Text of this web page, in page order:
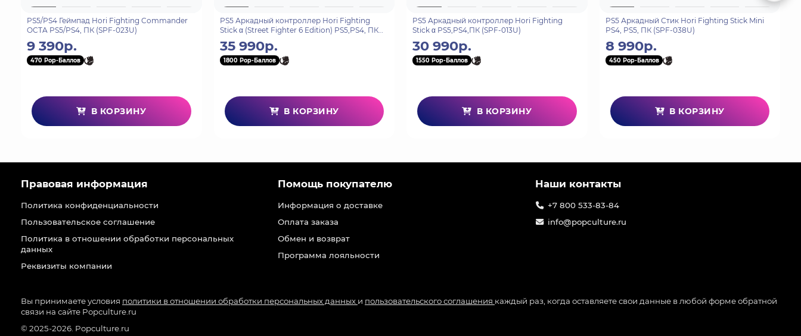
PS5/PS4 Геймпад Hori Fighting Commander
OCTA PS5/PS4, ПК (SPF-023U)
9 390р.
470 Pop-Баллов
В КОРЗИНУ
PS5 Аркадный контроллер Hori Fighting
Stick α (Street Fighter 6 Edition) PS5,PS4, ПК
35 990р.
1800 Pop-Баллов
В КОРЗИНУ
PS5 Аркадный контроллер Hori Fighting
Stick α PS5,PS4,ПК (SPF-013U)
30 990р.
1550 Pop-Баллов
В КОРЗИНУ
PS5 Аркадный Стик Hori Fighting Stick Mini
PS4, PS5, ПК (SPF-038U)
8 990р.
450 Pop-Баллов
В КОРЗИНУ
Правовая информация
Политика конфиденциальности
Пользовательское соглашение
Политика в отношении обработки персональных
данных
Реквизиты компании
Помощь покупателю
Информация о доставке
Оплата заказа
Обмен и возврат
Программа лояльности
Наши контакты
+7 800 533-83-84
info@popculture.ru
Вы принимаете условия политики в отношении обработки персональных данных и пользовательского соглашения каждый раз, когда оставляете свои данные в любой форме обратной
связи на сайте Popculture.ru
© 2025-2026. Popculture.ru